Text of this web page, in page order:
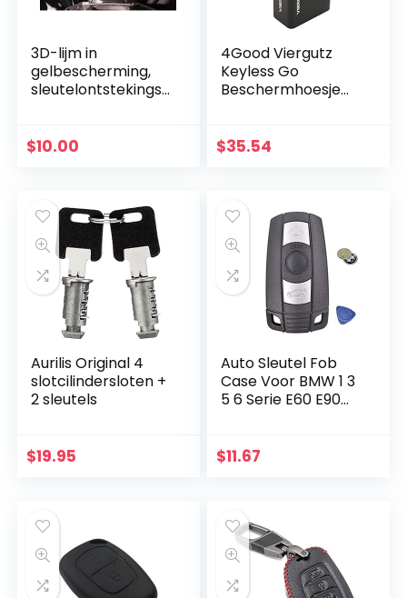
3D-lijm in
gelbescherming,
sleutelontstekingso
Kawasaki Z900
$10.00
4Good Viergutz
Keyless Go
Beschermhoesje
Guard Case voor
$35.54
Aurilis Original 4
slotcilindersloten +
2 sleutels
$19.95
Auto Sleutel Fob
Case Voor BMW 1 3
5 6 Serie E60 E90
Afstandsbediening
$11.67